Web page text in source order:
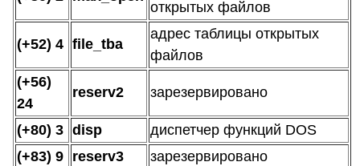
открытых файлов
(+52) 4 file_tba
адрес таблицы открытых
файлов
(+56)
24
reserv2 зарезервировано
(+80) 3 disp
диспетчер функций DOS
(+83) 9 reserv3 зарезервировано